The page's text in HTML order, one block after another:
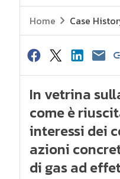
Home Case
In vetrina
come è
interessi dei
azioni
di gas ad